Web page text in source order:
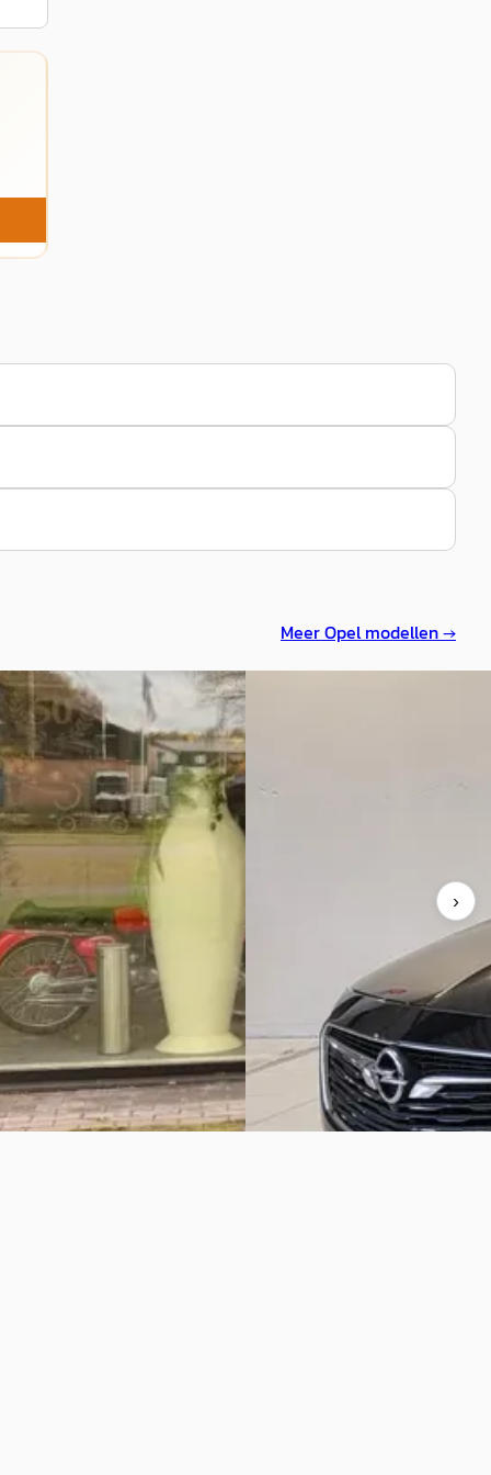
MeerOpelmodellen →
·2012
2.8 T OPC 4x4
mnd
km · Benzine ·
Jaap De Vries
· Gorredijk
→
Executive
2018 · 65459 km · Benzine ·
Bochane Ede· Apeldoorn 4,5
Bekijk aanbieding →
Vergelijk
›